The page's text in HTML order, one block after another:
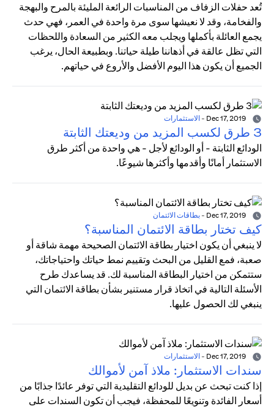
تُعد حفلات الزفاف من المناسبات الرائعة المليئة بالمرح والبهجة
والفخامة، وقد لا نعيشها سوى مرة واحدة في العمر، فهي حدث
يجمع العائلة بأكملها ويجلب معه الكثير من السعادة واللحظات
التي تظل عالقة في أذهاننا طيلة حياتنا. وبطبيعة الحال، يرغب
الجميع أن يكون هذا اليوم الأفضل والأروع في حياتهم.
- الاستثمارات
3 طرق لكسب المزيد من وديعتك الثابتة
الودائع الثابتة - أو الودائع لأجل - هي واحدة من أكثر طرق
الاستثمار أمانًا وأقدمها وأكثرها شيوعًا.
- بطاقات الائتمان
كيف تختار بطاقة الائتمان المناسبة؟
لا ينبغي أن يكون اختيار بطاقة الائتمان الصحيحة مهمة شاقة أو
صعبة، فمع القليل من البحث وتقييم نمط حياتك واحتياجاتك،
ستتمكن من اختيار البطاقة المناسبة لك. قد يساعدك طرح
الأسئلة التالية في اتخاذ قرار مستنير بشأن بطاقة الائتمان التي
ينبغي لك الحصول عليها.
- الاستثمارات
سندات الاستثمار: ملاذ آمن لأموالك
إذا كنت تبحث عن بديل للودائع التقليدية التي توفر عائدًا جذابًا من
أسعار الفائدة وتنويعًا للمحفظة، فيجب أن تكون السندات على